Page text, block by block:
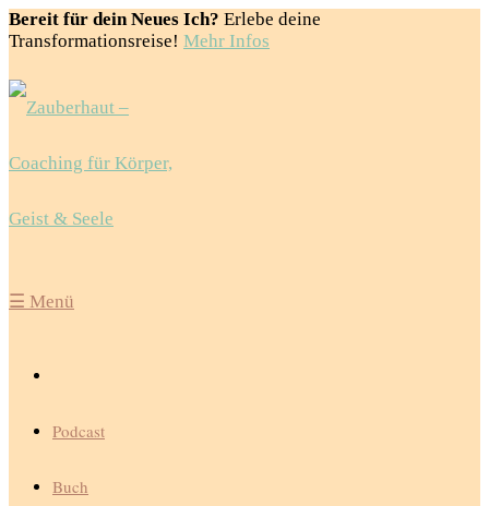
Bereit für dein Neues Ich? Erlebe deine
Transformationsreise! Mehr Infos
☰ Menü
Podcast
Buch